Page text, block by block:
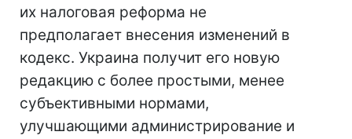
их налоговая реформа не
предполагает внесения изменений в
кодекс. Украина получит его новую
редакцию с более простыми, менее
субъективными нормами,
улучшающими администрирование и